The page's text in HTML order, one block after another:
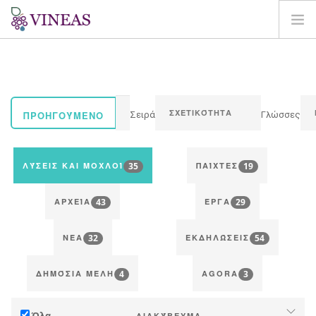
ΛΎΣΕΙΣ ΚΑΙ ΜΟΧΛΟΊ
ΠΡΟΗΓΟΎΜΕΝΟ Σειρά Γλώσσες
ΛΎΣΕΙΣ ΚΑΙ ΜΟΧΛΟΊ 35 ΠΑΊΧΤΕΣ 19
ΑΡΧΕΊΑ 43 ΈΡΓΑ 29
ΝΈΑ 32 ΕΚΔΗΛΏΣΕΙΣ 54
ΔΗΜΌΣΙΑ ΜΈΛΗ 4 AGORA 3